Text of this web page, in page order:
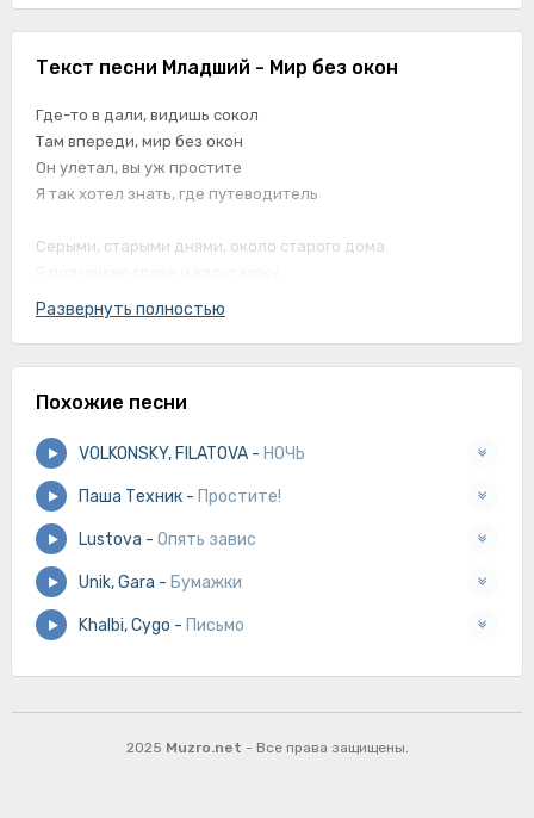
Текст песни Младший - Мир без окон
Где-то в дали, видишь сокол
Там впереди, мир без окон
Он улетал, вы уж простите
Я так хотел знать, где путеводитель
Серыми, старыми днями, около старого дома
Как это мне небо, уж очень знакомо
Но не капли плохого
Развернуть полностью
Похожие песни
VOLKONSKY, FILATOVA - НОЧЬ
Паша Техник - Простите!
Lustova - Опять завис
Unik, Gara - Бумажки
Khalbi, Cygo - Письмо
2025 Muzro.net - Все права защищены.